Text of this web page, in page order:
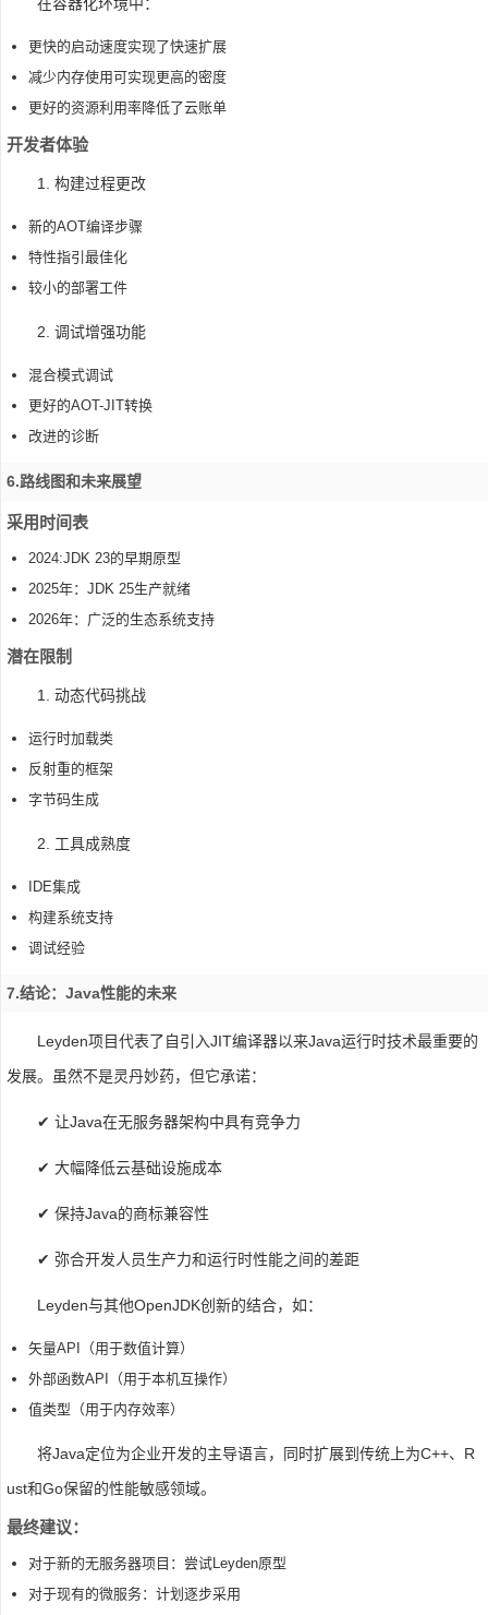
在容器化环境中：
更快的启动速度实现了快速扩展
减少内存使用可实现更高的密度
更好的资源利用率降低了云账单
开发者体验
1. 构建过程更改
新的AOT编译步骤
特性指引最佳化
较小的部署工件
2. 调试增强功能
混合模式调试
更好的AOT-JIT转换
改进的诊断
6.路线图和未来展望
采用时间表
2024:JDK 23的早期原型
2025年：JDK 25生产就绪
2026年：广泛的生态系统支持
潜在限制
1. 动态代码挑战
运行时加载类
反射重的框架
字节码生成
2. 工具成熟度
IDE集成
构建系统支持
调试经验
7.结论：Java性能的未来
Leyden项目代表了自引入JIT编译器以来Java运行时技术最重要的
发展。虽然不是灵丹妙药，但它承诺：
✔ 让Java在无服务器架构中具有竞争力
✔ 大幅降低云基础设施成本
✔ 保持Java的商标兼容性
✔ 弥合开发人员生产力和运行时性能之间的差距
Leyden与其他OpenJDK创新的结合，如：
矢量API（用于数值计算）
外部函数API（用于本机互操作）
值类型（用于内存效率）
将Java定位为企业开发的主导语言，同时扩展到传统上为C++、R
ust和Go保留的性能敏感领域。
最终建议：
对于新的无服务器项目：尝试Leyden原型
对于现有的微服务：计划逐步采用